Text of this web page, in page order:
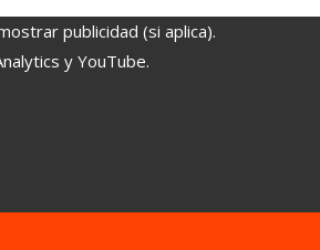
publicidad (si aplica).
y YouTube.